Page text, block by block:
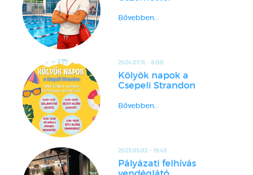
Bővebben...
2024.07.11. - 8:00
Kölyök napok a
Csepeli Strandon
Bővebben...
2023.05.02. - 19:45
Pályázati felhívás